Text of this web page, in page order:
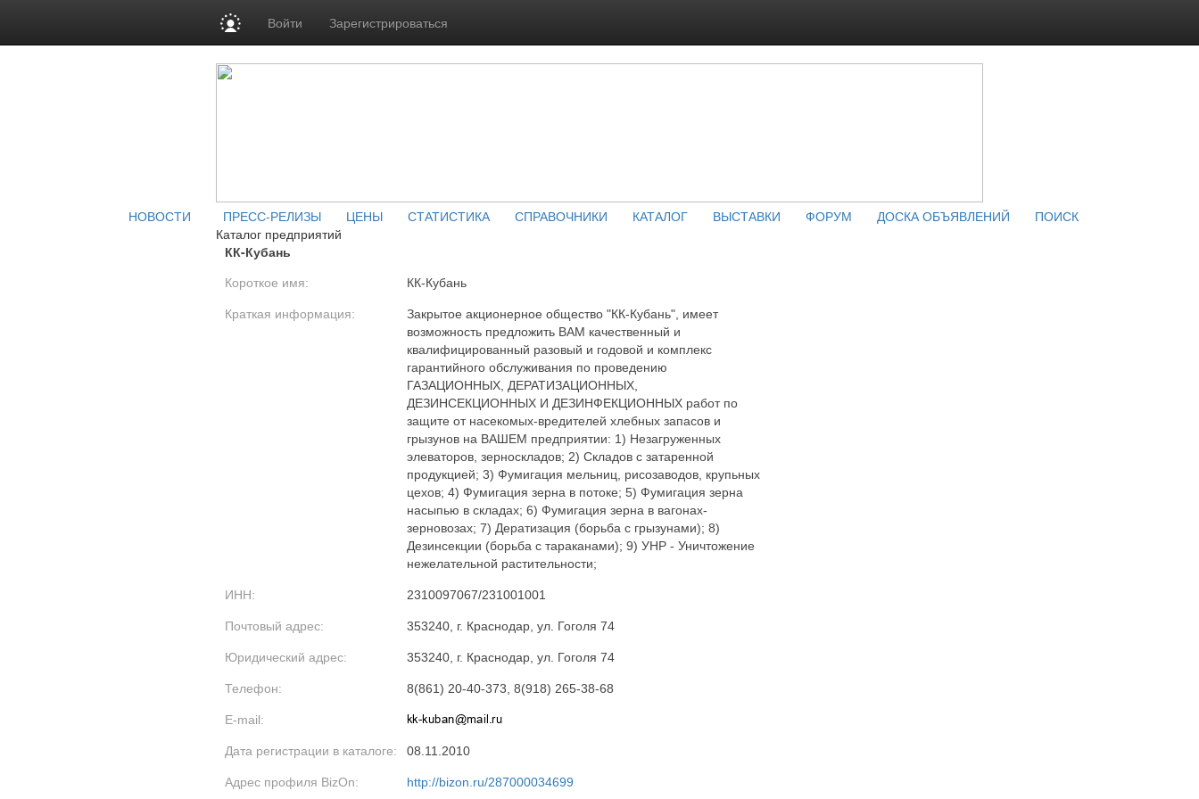
Войти Зарегистрироваться
НОВОСТИ ПРЕСС-РЕЛИЗЫ ЦЕНЫ СТАТИСТИКА СПРАВОЧНИКИ КАТАЛОГ ВЫСТАВКИ ФОРУМ ДОСКА ОБЪЯВЛЕНИЙ
ПОИСК
Каталог предприятий
КК-Кубань
Короткое имя: КК-Кубань
Краткая информация:
Закрытое акционерное общество "КК-Кубань", имеет
возможность предложить ВАМ качественный и
квалифицированный разовый и годовой и комплекс
гарантийного обслуживания по проведению
ГАЗАЦИОННЫХ, ДЕРАТИЗАЦИОННЫХ,
ДЕЗИНСЕКЦИОННЫХ И ДЕЗИНФЕКЦИОННЫХ работ по
защите от насекомых-вредителей хлебных запасов и
грызунов на ВАШЕМ предприятии: 1) Незагруженных
элеваторов, зерноскладов; 2) Складов с затаренной
продукцией; 3) Фумигация мельниц, рисозаводов, крупьных
цехов; 4) Фумигация зерна в потоке; 5) Фумигация зерна
насыпью в складах; 6) Фумигация зерна в вагонах-
зерновозах; 7) Дератизация (борьба с грызунами); 8)
Дезинсекции (борьба с тараканами); 9) УНР - Уничтожение
нежелательной растительности;
ИНН: 2310097067/231001001
Почтовый адрес: 353240, г. Краснодар, ул. Гоголя 74
Юридический адрес: 353240, г. Краснодар, ул. Гоголя 74
Телефон: 8(861) 20-40-373, 8(918) 265-38-68
E-mail:
Дата регистрации в каталоге: 08.11.2010
Адрес профиля BizOn: http://bizon.ru/287000034699